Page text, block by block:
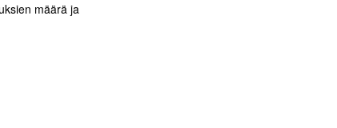
määrä ja